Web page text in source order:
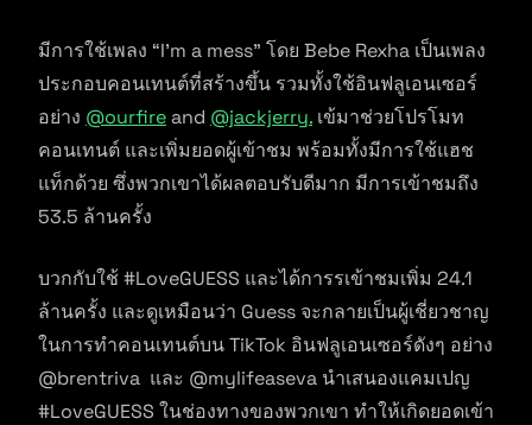
มีการใช้เพลง “I’m a mess” โดย Bebe Rexha เป็นเพลง
ประกอบคอนเทนต์ที่สร้างขึ้น รวมทั้งใช้อินฟลูเอนเซอร์
อย่าง @ourfireand @jackjerry. เข้มาช่วยโปรโมท
คอนเทนต์ และเพิ่มยอดผู้เข้าชม พร้อมทั้งมีการใช้แฮช
แท็กด้วย ซึ่งพวกเขาได้ผลตอบรับดีมาก มีการเข้าชมถึง
53.5 ล้านครั้ง
บวกกับใช้ #LoveGUESS และได้การรเข้าชมเพิ่ม 24.1
ล้านครั้ง และดูเหมือนว่า Guess จะกลายเป็นผู้เชี่ยวชาญ
ในการทำคอนเทนต์บน TikTok อินฟลูเอนเซอร์ดังๆ อย่าง
@brentriva และ @mylifeaseva นำเสนองแคมเปญ
#LoveGUESS ในช่องทางของพวกเขา ทำให้เกิดยอดเข้า